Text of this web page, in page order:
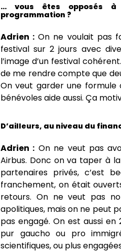
… vous êtes opposés à
programmation ?
Adrien : On ne voulait pas
festival sur 2 jours avec
l’image d’un festival
de me rendre compte que
On veut garder une formule
bénévoles aide aussi. Ça
D’ailleurs, au niveau du
Adrien : On ne veut pas
Airbus. Donc on va taper à
partenaires privés, c’est
franchement, on était
retours. On ne veut pas
apolitiques, mais on ne peut
pas engagé. On est aussi
pur gaucho ou pro
scientifiques, ou plus